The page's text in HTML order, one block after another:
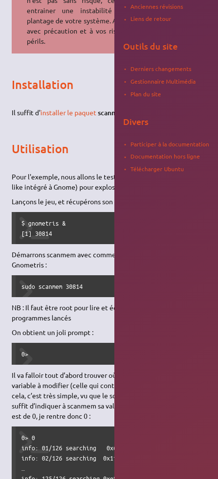
entrainer une instabilité ou un
plantage de votre système. A utiliser
avec précaution et à vos risques et
périls.
Installation
Il suffit d'installer le paquet scanmem
Utilisation
Pour l'exemple, nous allons le tester sur Gnometris (le Tetris-
like intégré à Gnome) pour exploser le record.
Lançons le jeu, et récupérons son pid :
$ gnometris &
[1] 30814
Démarrons scanmem avec comme paramètre le pid de
Gnometris :
sudo scanmem 30814
NB : Il faut être root pour lire et écrire la mémoire des autres
programmes lancés
On obtient un joli prompt :
0>
Il va falloir tout d’abord trouver où se trouve en mémoire la
variable à modifier (celle qui contient le score courant). Pour
cela, c’est très simple, vu que le score est affiché à l’écran, il
suffit d’indiquer à scanmem sa valeur. Pour l’instant, mon score
est de 0, je rentre donc 0 :
0> 0
info: 01/126 searching   0x621000 -
info: 02/126 searching  0x1f9d000 -
Anciennes révisions
Liens de retour
Outils du site
Derniers changements
Gestionnaire Multimédia
Plan du site
Divers
Participer à la documentation
Documentation hors ligne
Télécharger Ubuntu